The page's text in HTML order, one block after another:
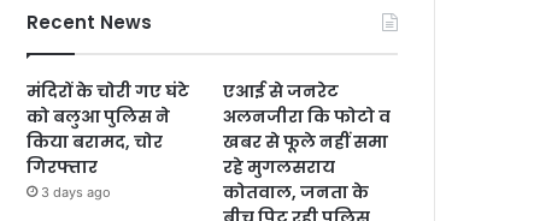
Recent News
मंदिरों के चोरी गए घंटे
को बलुआ पुलिस ने
किया बरामद, चोर
गिरफ्तार
3 days ago
एआई से जनरेट
अलनजीरा कि फोटो व
खबर से फूले नहीं समा
रहे मुगलसराय
कोतवाल, जनता के